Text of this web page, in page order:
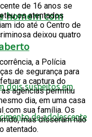
homem com
de 16 anos se
os atentados
ido até o Centro de
deixou quatro
a Polícia
de segurança para
a captura do
agências permitiu
dia, em uma casa
com sua família. Os
mas disseram não
atentado.